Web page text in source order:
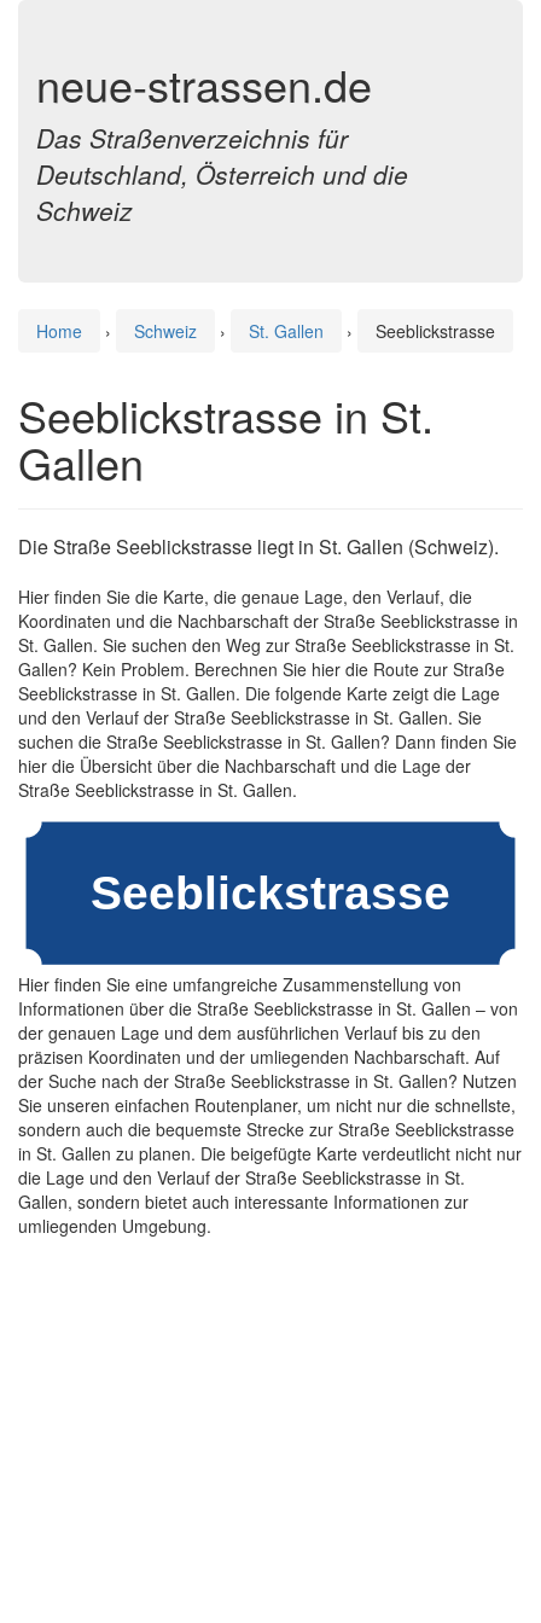
neue-strassen.de
Das Straßenverzeichnis für
Deutschland, Österreich und die
Schweiz
Home › Schweiz › St. Gallen › Seeblickstrasse
Seeblickstrasse in St.
Gallen
Die Straße Seeblickstrasse liegt in St. Gallen (Schweiz).
Hier finden Sie die Karte, die genaue Lage, den Verlauf, die
Koordinaten und die Nachbarschaft der Straße Seeblickstrasse in
St. Gallen. Sie suchen den Weg zur Straße Seeblickstrasse in St.
Gallen? Kein Problem. Berechnen Sie hier die Route zur Straße
Seeblickstrasse in St. Gallen. Die folgende Karte zeigt die Lage
und den Verlauf der Straße Seeblickstrasse in St. Gallen. Sie
suchen die Straße Seeblickstrasse in St. Gallen? Dann finden Sie
hier die Übersicht über die Nachbarschaft und die Lage der
Straße Seeblickstrasse in St. Gallen.
Hier finden Sie eine umfangreiche Zusammenstellung von
Informationen über die Straße Seeblickstrasse in St. Gallen – von
der genauen Lage und dem ausführlichen Verlauf bis zu den
präzisen Koordinaten und der umliegenden Nachbarschaft. Auf
der Suche nach der Straße Seeblickstrasse in St. Gallen? Nutzen
Sie unseren einfachen Routenplaner, um nicht nur die schnellste,
sondern auch die bequemste Strecke zur Straße Seeblickstrasse
in St. Gallen zu planen. Die beigefügte Karte verdeutlicht nicht nur
die Lage und den Verlauf der Straße Seeblickstrasse in St.
Gallen, sondern bietet auch interessante Informationen zur
umliegenden Umgebung.